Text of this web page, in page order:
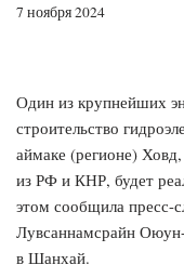
7 ноября 2024
Один из крупнейших
строительство
аймаке (регионе)
из РФ и КНР, будет
этом сообщила пресс-
Лувсаннамсрайн
в Шанхай.